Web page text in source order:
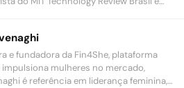
e fundadora da Fin4She, plataforma
mulheres no mercado,
é referência em liderança feminina,